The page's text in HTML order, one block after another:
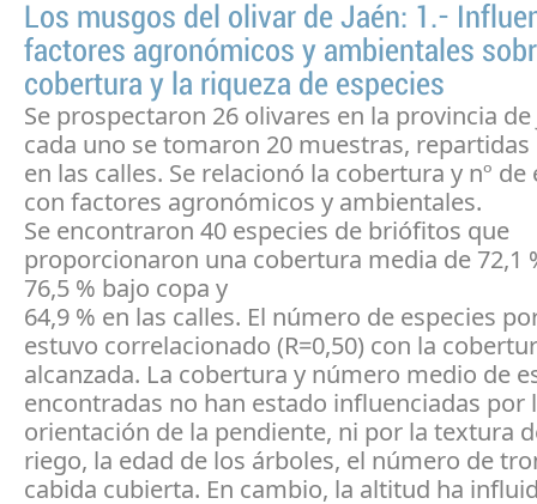
Los musgos del olivar de Jaén: 1.-
factores agronómicos y ambientales
cobertura y la riqueza de especies
Se prospectaron 26 olivares en la provincia de
cada uno se tomaron 20 muestras, repartidas
en las calles. Se relacionó la cobertura y nº de
con factores agronómicos y ambientales.
Se encontraron 40 especies de briófitos que
proporcionaron una cobertura media de 72,1
76,5 % bajo copa y
64,9 % en las calles. El número de especies
estuvo correlacionado (R=0,50) con la
alcanzada. La cobertura y número medio de
encontradas no han estado influenciadas por
orientación de la pendiente, ni por la textura
riego, la edad de los árboles, el número de
cabida cubierta. En cambio, la altitud ha